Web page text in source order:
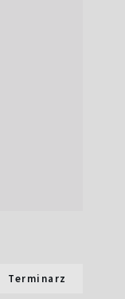
Terminarz